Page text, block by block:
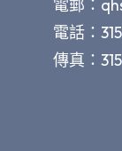
電郵：
電話：
傳真：